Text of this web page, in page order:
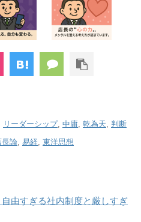
リーダーシップ, 中庸, 乾為天, 判断
長論, 易経, 東洋思想
由すぎる社内制度と厳しすぎ